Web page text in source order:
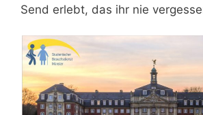
Send erlebt, das ihr nie